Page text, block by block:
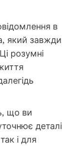
в
який завжди
розумні
що ви
деталі
і для